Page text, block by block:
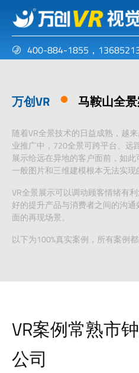
400-884-1855 ，
万创VR 马鞍山全
随着VR全景技术的日益成熟，越
业推广中，720全景可跨平台、远
展示给远在异地的客户面前，如
一般图片和三维建模根本无法实现
VR全景展示可以调动顾客情绪有
好的提升产品与消费者之间的沟
面的再现场景。
以下为100%真实案例，所有案例
VR案例常熟市
公司